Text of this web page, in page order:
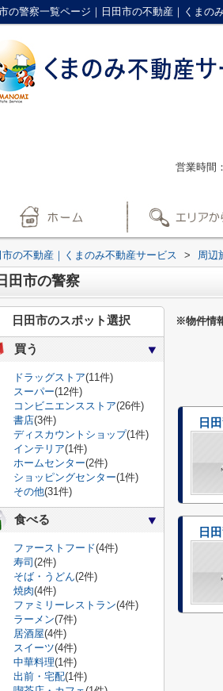
の警察一覧ページ｜日田市の不動産｜くまの
営業時間
市の不動産｜くまのみ不動産サービス > 周辺
田市の警察
※物件情
日
日
日田市のスポット選択
買う
ドラッグストア(11件)
スーパー(12件)
コンビニエンスストア(26件)
書店(3件)
ディスカウントショップ(1件)
インテリア(1件)
ホームセンター(2件)
ショッピングセンター(1件)
その他(31件)
食べる
ファーストフード(4件)
寿司 (2件)
そば・うどん(2件)
焼肉(4件)
ファミリーレストラン(4件)
ラーメン(7件)
居酒屋(4件)
スイーツ(4件)
中華料理(1件)
出前・宅配(1件)